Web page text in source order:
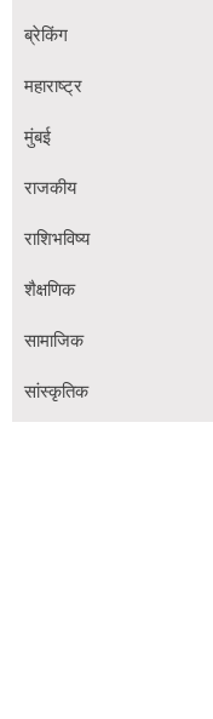
ब्रेकिंग
महाराष्ट्र
मुंबई
राजकीय
राशिभविष्य
शैक्षणिक
सामाजिक
सांस्कृतिक